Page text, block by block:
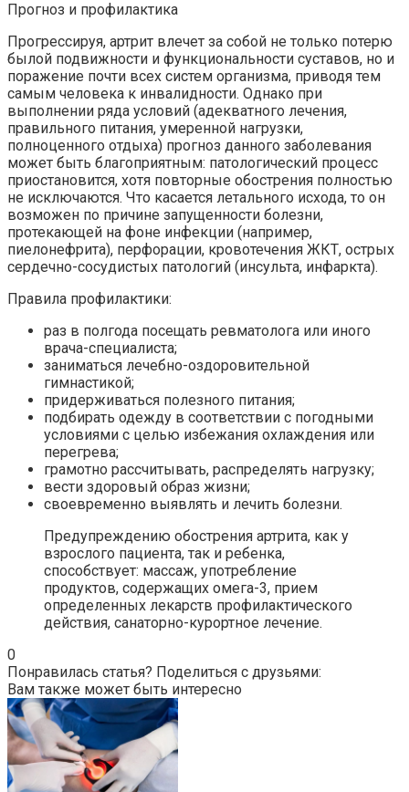
Прогноз и профилактика
Прогрессируя, артрит влечет за собой не только потерю
былой подвижности и функциональности суставов, но и
поражение почти всех систем организма, приводя тем
самым человека к инвалидности. Однако при
выполнении ряда условий (адекватного лечения,
правильного питания, умеренной нагрузки,
полноценного отдыха) прогноз данного заболевания
может быть благоприятным: патологический процесс
приостановится, хотя повторные обострения полностью
не исключаются. Что касается летального исхода, то он
возможен по причине запущенности болезни,
протекающей на фоне инфекции (например,
пиелонефрита), перфорации, кровотечения ЖКТ, острых
сердечно-сосудистых патологий (инсульта, инфаркта).
Правила профилактики:
раз в полгода посещать ревматолога или иного
врача-специалиста;
заниматься лечебно-оздоровительной
гимнастикой;
придерживаться полезного питания;
подбирать одежду в соответствии с погодными
условиями с целью избежания охлаждения или
перегрева;
грамотно рассчитывать, распределять нагрузку;
вести здоровый образ жизни;
своевременно выявлять и лечить болезни.
Предупреждению обострения артрита, как у
взрослого пациента, так и ребенка,
способствует: массаж, употребление
продуктов, содержащих омега-3, прием
определенных лекарств профилактического
действия, санаторно-курортное лечение.
0
Понравилась статья? Поделиться с друзьями:
Вам также может быть интересно